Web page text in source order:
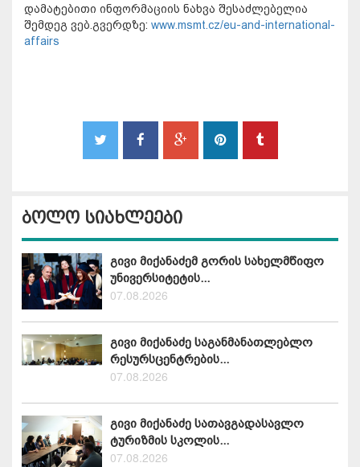
დამატებითი ინფორმაციის ნახვა შესაძლებელია
შემდეგ ვებ.გვერდზე: www.msmt.cz/eu-and-international-
affairs
ბოლო სიახლეები
გივი მიქანაძემ გორის სახელმწიფო
უნივერსიტეტის...
07.08.2026
გივი მიქანაძე საგანმანათლებლო
რესურსცენტრების...
07.08.2026
გივი მიქანაძე სათავგადასავლო
ტურიზმის სკოლის...
07.08.2026